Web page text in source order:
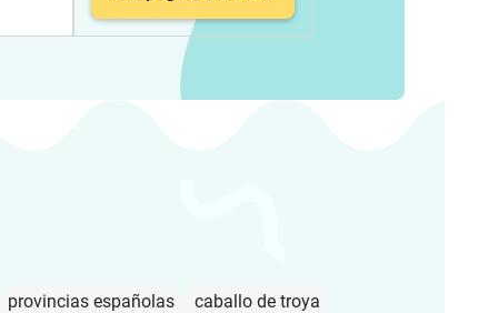
provincias españolas caballo de troya